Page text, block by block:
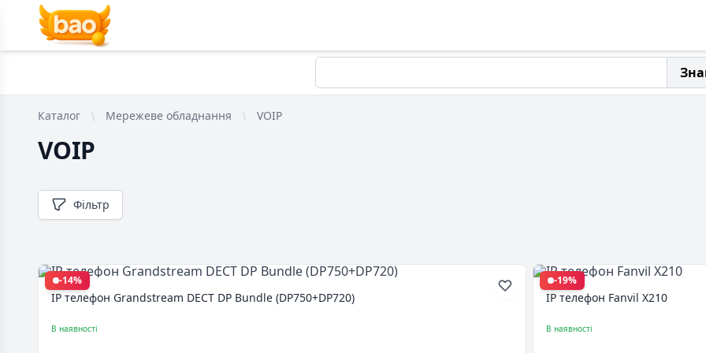
Каталог Мережеве обладнання VOIP
VOIP
Фільтр
-14%
IP телефон Grandstream DECT DP Bundle (DP750+DP720)
В наявності
-19%
IP телефон Fanvil X210
В наявності